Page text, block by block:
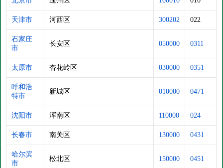
天津市 河西区 300202 022
石家庄
市
长安区 050000 0311
太原市 杏花岭区 030000 0351
呼和浩
特市
新城区 010000 0471
沈阳市 浑南区 110000 024
长春市 南关区 130000 0431
哈尔滨
市
松北区 150000 0451